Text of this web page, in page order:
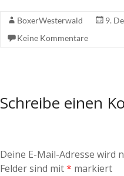
BoxerWesterwald 9.
Keine Kommentare
Schreibe einen
Deine E-Mail-Adresse wird
Felder sind mit* markiert